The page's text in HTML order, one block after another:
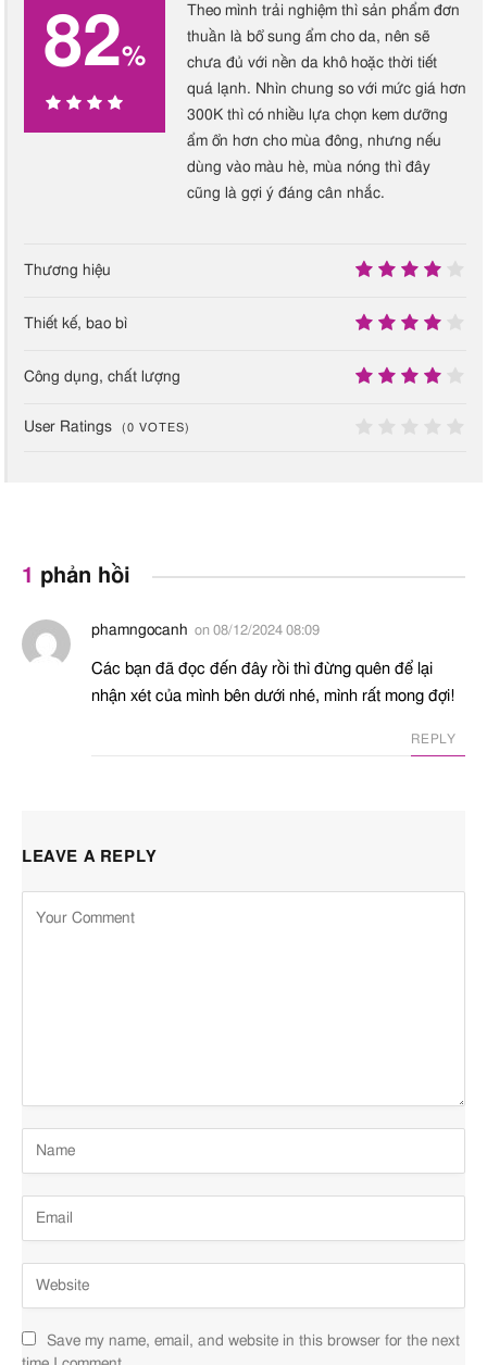
Panthenol là gì? Lợi ích và
cách kết hợp Panthenol với
hoạt chất dưỡng da đúng
cách
Coccinia Indica
Fruit Extract
Dưỡng da
N/A – Not
Available
Corallina
Dưỡng chất cho da
N/A – Not
Available
Chống viêm, Chống oxy
hóa, Kháng khuẩn,Giảm
Chống
N/A – Not
Chất bảo quản
Dưỡng tóc,Chất giảm độ
Chất làm biến tính
Glyceryl Acrylate
Acrylic Acid
Chất giữ ẩm,Kiểm soát độ
nhớt
A – An toàn
Orientalis Extract
Hydrogenated
Didecene
Hyaluronate
Hydroxyethyl
Acrylate Sodium
Lavandula
Flower Extract
82%
Theo mình trải nghiệm thì sản phẩm đơn
thuần là bổ sung ẩm cho da, nên sẽ
chưa đủ với nền da khô hoặc thời tiết
quá lạnh. Nhìn chung so với mức giá hơn
300K thì có nhiều lựa chọn kem dưỡng
ẩm ổn hơn cho mùa đông, nhưng nếu
dùng vào màu hè, mùa nóng thì đây
cũng là gợi ý đáng cân nhắc.
Thương hiệu
Thiết kế, bao bì
Công dụng, chất lượng
User Ratings (0 VOTES)
1 phản hồi
phamngocanh on 08/12/2024 08:09
Các bạn đã đọc đến đây rồi thì đừng quên để lại
nhận xét của mình bên dưới nhé, mình rất mong đợi!
REPLY
LEAVE A REPLY
Save my name, email, and website in this browser for the next